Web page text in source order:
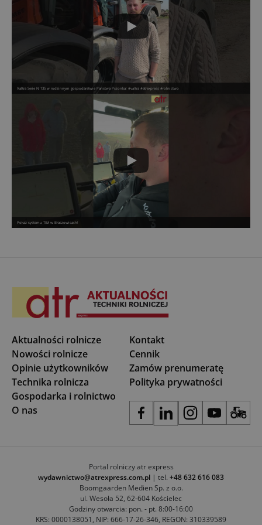
Valtra Serie N 135 w rodzinnym gospodarstwie Państwa Pszonka! #valtra #atrexpress #rolnictwo
Pokaz systemu TIM w Braszowicach!
Aktualności rolnicze
Nowości rolnicze
Opinie użytkowników
Technika rolnicza
Gospodarka i rolnictwo
O nas
Kontakt
Cennik
Zamów prenumeratę
Polityka prywatności
Portal rolniczy atr express
wydawnictwo@atrexpress.com.pl | tel. +48 632 616 083
Boomgaarden Medien Sp. z o.o.
ul. Wesoła 52, 62-604 Kościelec
Godziny otwarcia: pon. - pt. 8:00-16:00
KRS: 0000138051, NIP: 666-17-26-346, REGON: 310339589